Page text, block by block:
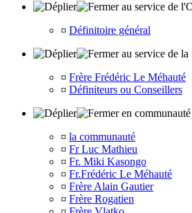
au service de
¤ Définitoire général
au service de la
¤ Frère Frédéric Le Méhauté
¤ Définiteurs ou Conseillers
en communauté
¤ la communauté
¤ Fr Luc Mathieu
¤ Fr. Miki Kasongo
¤ Fr.Frédéric Le Méhauté
¤ Frère Alain Gautier
¤ Frère Rogatien